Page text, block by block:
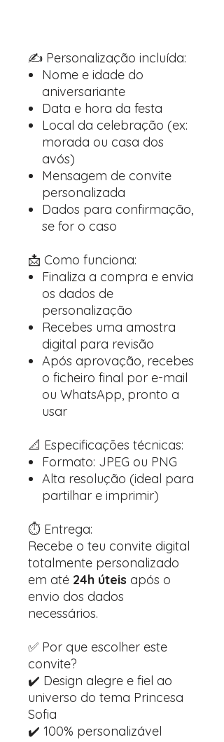
✍️ Personalização incluída:
Nome e idade do
aniversariante
Data e hora da festa
Local da celebração (ex:
morada ou casa dos
avós)
Mensagem de convite
personalizada
Dados para confirmação,
se for o caso
📩 Como funciona:
Finaliza a compra e envia
os dados de
personalização
Recebes uma amostra
digital para revisão
Após aprovação, recebes
o ficheiro final por e-mail
ou WhatsApp, pronto a
usar
📐 Especificações técnicas:
Formato: JPEG ou PNG
Alta resolução (ideal para
partilhar e imprimir)
⏱️ Entrega:
Recebe o teu convite digital
totalmente personalizado
em até 24h úteis após o
envio dos dados
necessários.
✅ Por que escolher este
convite?
✔️ Design alegre e fiel ao
universo do tema Princesa
Sofia
✔️ 100% personalizável